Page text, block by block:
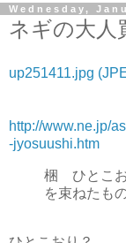
Wednesday,
ネギの大人
up251411.jpg
http://www.ne.jp/
-jyosuushi.htm
梱 ひとこ
を束ねたも